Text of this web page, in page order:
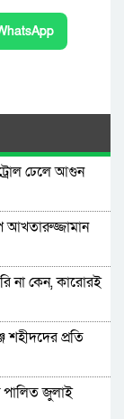
ঢেলে আগুন
আখতারুজ্জামান
না কেন, কারোরই
শহীদদের প্রতি
পালিত জুলাই